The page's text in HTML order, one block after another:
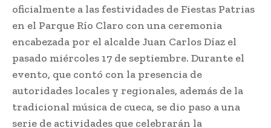
oficialmente a las festividades de Fiestas Patrias
en el Parque Río Claro con una ceremonia
encabezada por el alcalde Juan Carlos Díaz el
pasado miércoles 17 de septiembre. Durante el
evento, que contó con la presencia de
autoridades locales y regionales, además de la
tradicional música de cueca, se dio paso a una
serie de actividades que celebrarán la